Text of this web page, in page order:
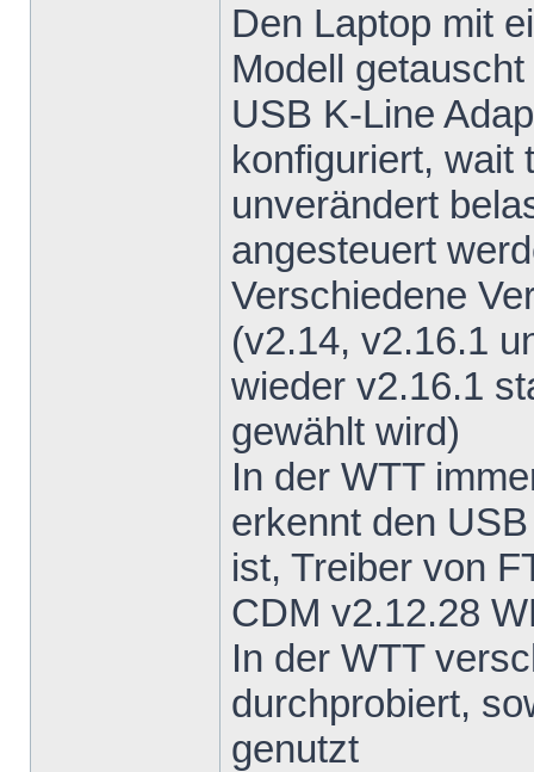
Den Laptop mit
Modell getauscht
USB K-Line
konfiguriert, wait
unverändert
angesteuert
Verschiedene
(v2.14, v2.16.1
wieder v2.16.1
gewählt wird)
In der WTT
erkennt den
ist, Treiber von
CDM v2.12.28
In der WTT
durchprobiert,
genutzt